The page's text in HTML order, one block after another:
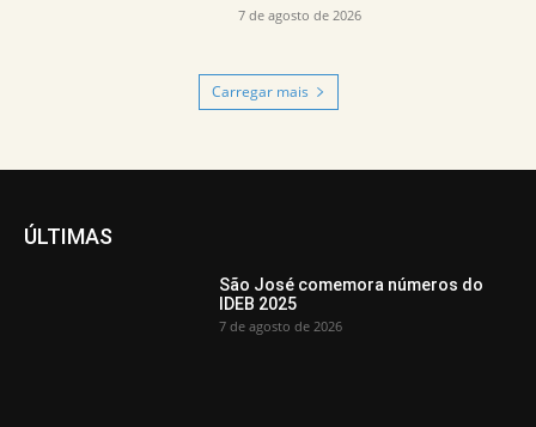
7 de agosto de 2026
Carregar mais
ÚLTIMAS
São José comemora números do
IDEB 2025
7 de agosto de 2026